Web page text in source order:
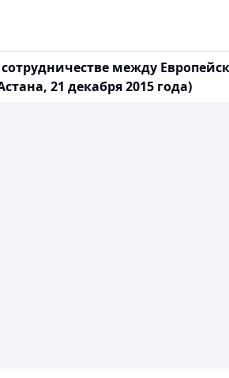
между
21 декабря 2015 года)